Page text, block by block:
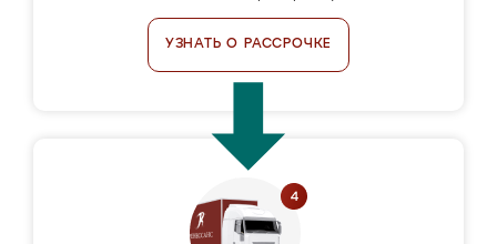
УЗНАТЬ О РАССРОЧКЕ